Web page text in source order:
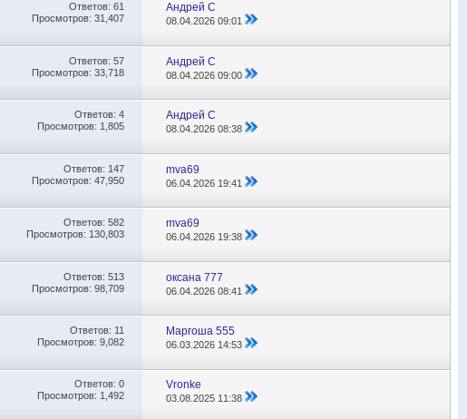
Ответов: 61
Просмотров: 31,407
Андрей С
08.04.202609:01
Ответов: 57
Просмотров: 33,718
Андрей С
08.04.202609:00
Ответов: 4
Просмотров: 1,805
Андрей С
08.04.202608:38
Ответов: 147
Просмотров: 47,950
mva69
06.04.2026 19:41
Ответов: 582
Просмотров: 130,803
mva69
06.04.2026 19:38
Ответов: 513
Просмотров: 98,709
оксана 777
06.04.202608:41
Ответов: 11
Просмотров: 9,082
Маргоша 555
06.03.2026 14:53
Ответов: 0
Просмотров: 1,492
Vronke
03.08.202511:38